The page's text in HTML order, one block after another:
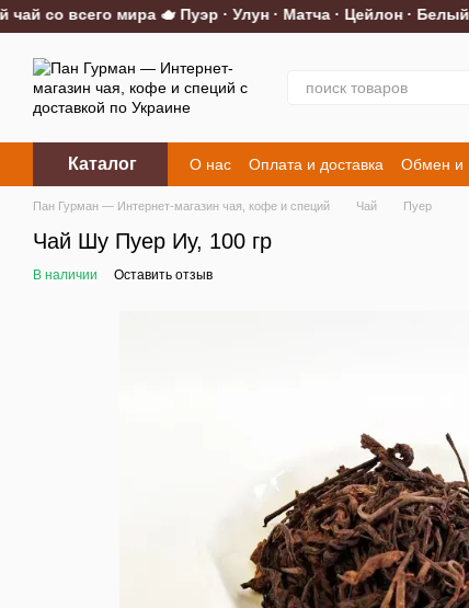
Перейти к основному контенту
со всего мира 🫖 Пуэр · Улун · Матча · Цейлон · Белый ·
Каталог О нас Оплата и доставка Обмен и
Контакты
Пан Гурман — Интернет-магазин чая, кофе и специй Чай Пуер
Чай Шу Пуер Иу, 100 гр
В наличии Оставить отзыв